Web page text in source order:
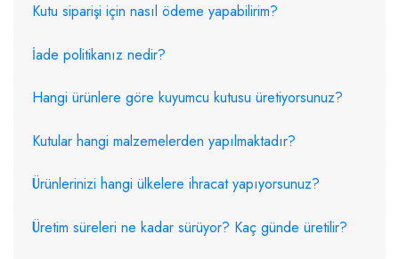
Kutu siparişi için nasıl ödeme yapabilirim?
İade politikanız nedir?
Hangi ürünlere göre kuyumcu kutusu üretiyorsunuz?
Kutular hangi malzemelerden yapılmaktadır?
Ürünlerinizi hangi ülkelere ihracat yapıyorsunuz?
Üretim süreleri ne kadar sürüyor? Kaç günde üretilir?